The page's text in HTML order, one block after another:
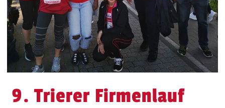
9. Trierer Firmenlauf